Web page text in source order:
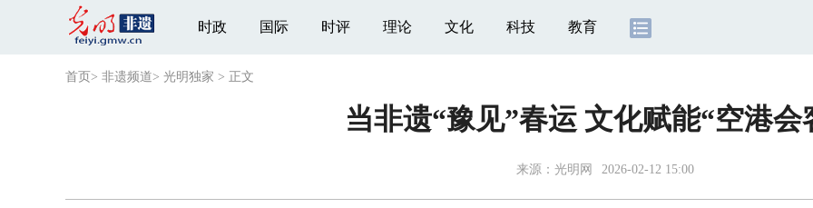
时政 国际 时评 理论 文化 科技 教育
首页 > 非遗频道> 光明独家 > 正文
当非遗“豫见”春运 文化赋能“空港会
来源： 光明网 2026-02-12 15:00